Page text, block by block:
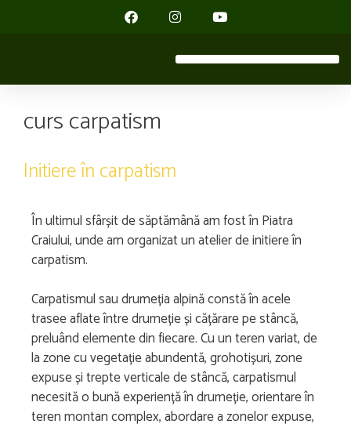
curs carpatism
Initiere în carpatism
În ultimul sfârșit de săptămână am fost în Piatra
Craiului, unde am organizat un atelier de initiere în
carpatism.
Carpatismul sau drumeția alpină constă în acele
trasee aflate între drumeție și cățărare pe stâncă,
preluând elemente din fiecare. Cu un teren variat, de
la zone cu vegetație abundentă, grohotișuri, zone
expuse și trepte verticale de stâncă, carpatismul
necesită o bună experiență în drumeție, orientare în
teren montan complex, abordare a zonelor expuse,